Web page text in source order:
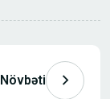
Növbəti